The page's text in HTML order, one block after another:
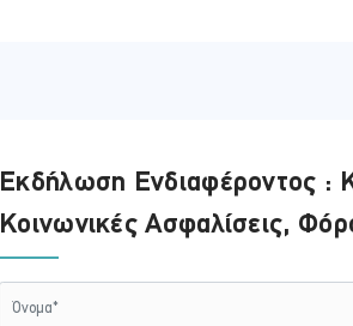
ΏΡΑ
09:00 - 13:00
Εκδήλωση Ενδιαφέροντος :
Κοινωνικές Ασφαλίσεις,